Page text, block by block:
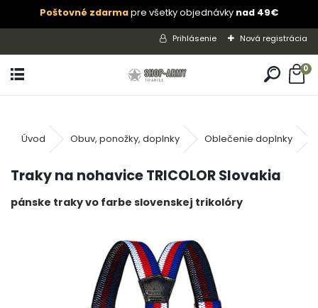
Poštovné zdarmapre všetky objednávky nad 49€
Prihlásenie Nová registrácia
0
Úvod Obuv, ponožky, doplnky Oblečenie doplnky
Traky na nohavice TRICOLOR Slovakia
pánske traky vo farbe slovenskej trikolóry